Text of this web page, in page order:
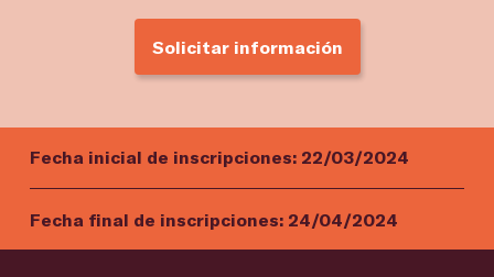
Solicitar información
Fecha inicial de inscripciones: 22/03/2024
Fecha final de inscripciones: 24/04/2024